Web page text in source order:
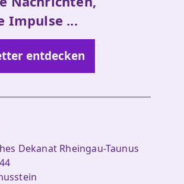
Impulse ...
entdecken
Dekanat Rheingau-Taunus